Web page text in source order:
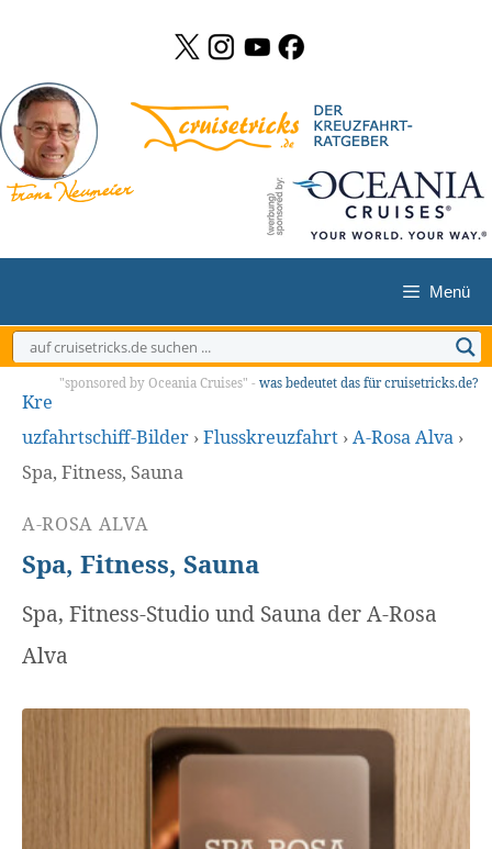
springen
Menü
"sponsored by Oceania Cruises" - was bedeutet das für cruisetricks.de?
Kre
uzfahrtschiff-Bilder ›Flusskreuzfahrt ›A-Rosa Alva ›
Spa, Fitness, Sauna
A-ROSA ALVA
Spa, Fitness, Sauna
Spa, Fitness-Studio und Sauna der A-Rosa
Alva